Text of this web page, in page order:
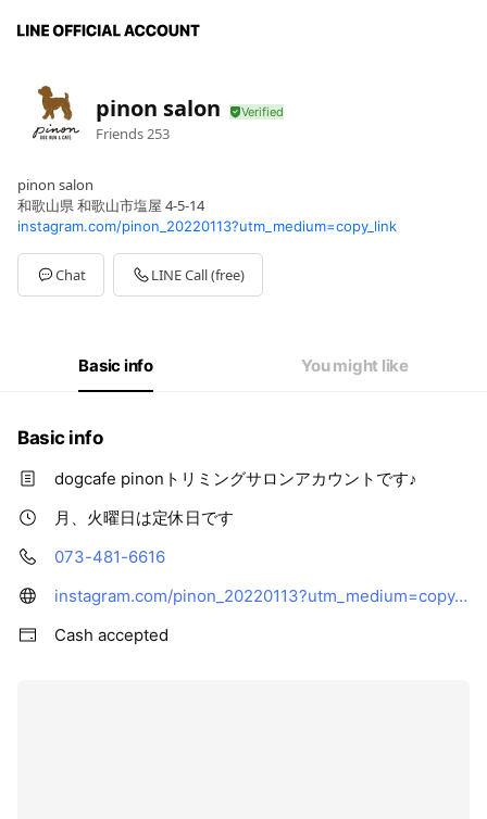
pinon salon
Friends 253
pinon salon
和歌山県 和歌山市塩屋 4-5-14
instagram.com/pinon_20220113?utm_medium=copy_link
Chat LINE Call (free)
Basic info You might like
Basic info
dogcafe pinonトリミングサロンアカウントです♪
月、火曜日は定休日です
073-481-6616
instagram.com/pinon_20220113?utm_medium=copy_link
Cash accepted